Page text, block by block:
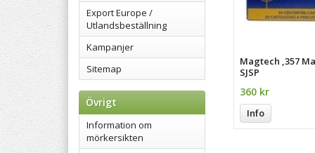
Export Europe /
Utlandsbeställning
Kampanjer
Sitemap
Övrigt
Information om
mörkersikten
Magtech ,357
SJSP
360 kr
Info